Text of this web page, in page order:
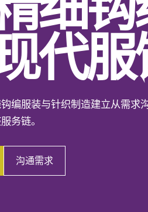
代服
编服装与针织制造建立从需求
务链。
沟通需求